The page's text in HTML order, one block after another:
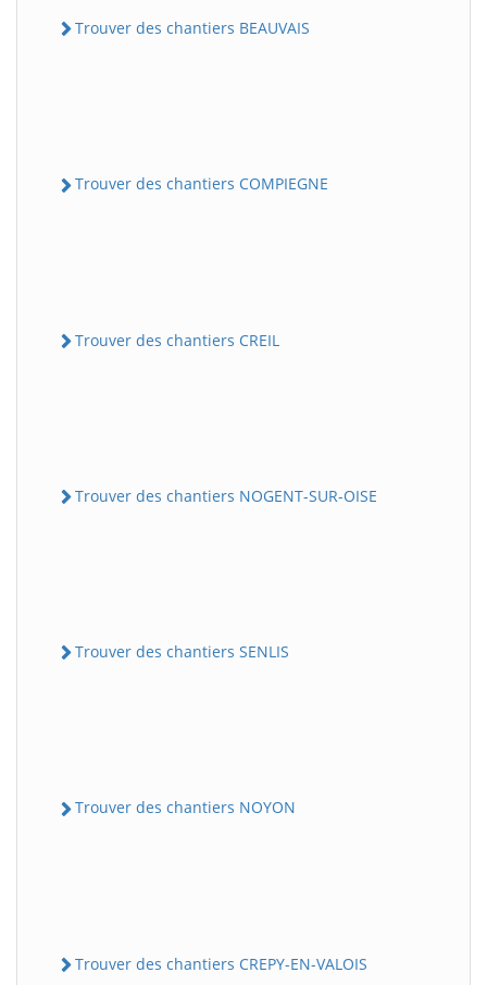
Trouver des chantiers BEAUVAIS
Trouver des chantiers COMPIEGNE
Trouver des chantiers CREIL
Trouver des chantiers NOGENT-SUR-OISE
Trouver des chantiers SENLIS
Trouver des chantiers NOYON
Trouver des chantiers CREPY-EN-VALOIS